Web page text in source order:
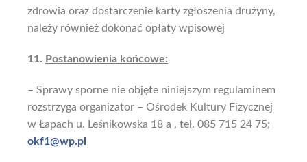
zdrowia oraz dostarczenie karty zgłoszenia drużyny,
należy również dokonać opłaty wpisowej
11. Postanowienia końcowe:
– Sprawy sporne nie objęte niniejszym regulaminem
rozstrzyga organizator – Ośrodek Kultury Fizycznej
w Łapach u. Leśnikowska 18 a , tel. 085 715 24 75;
okf1@wp.pl